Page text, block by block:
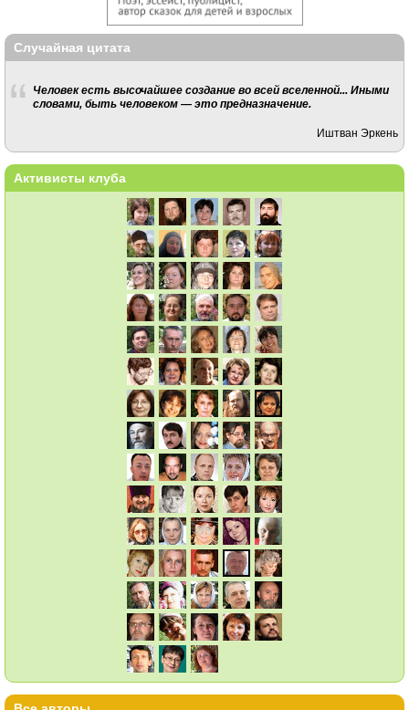
Случайная цитата
Человек есть высочайшее создание во всей вселенной... Иными
словами, быть человеком — это предназначение.
Иштван Эркень
Активисты клуба